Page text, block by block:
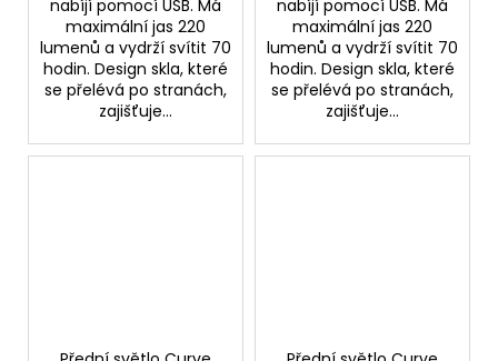
nabíjí pomocí USB. Má
maximální jas 220
lumenů a vydrží svítit 70
hodin. Design skla, které
se přelévá po stranách,
zajišťuje...
nabíjí pomocí USB. Má
maximální jas 220
lumenů a vydrží svítit 70
hodin. Design skla, které
se přelévá po stranách,
zajišťuje...